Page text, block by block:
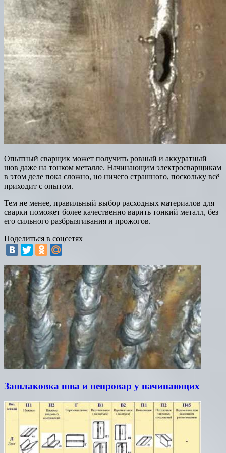
Опытный сварщик может получить ровный и аккуратный
шов даже на тонком металле. Начинающим электросварщикам
в этом деле пока сложно, но ничего страшного, поскольку всё
приходит с опытом.
Тем не менее, правильный выбор расходных материалов для
сварки поможет более качественно варить тонкий металл, без
его сильного разбрызгивания и прожогов.
Поделиться в соцсетях
Зашлаковка шва и непровар у начинающих